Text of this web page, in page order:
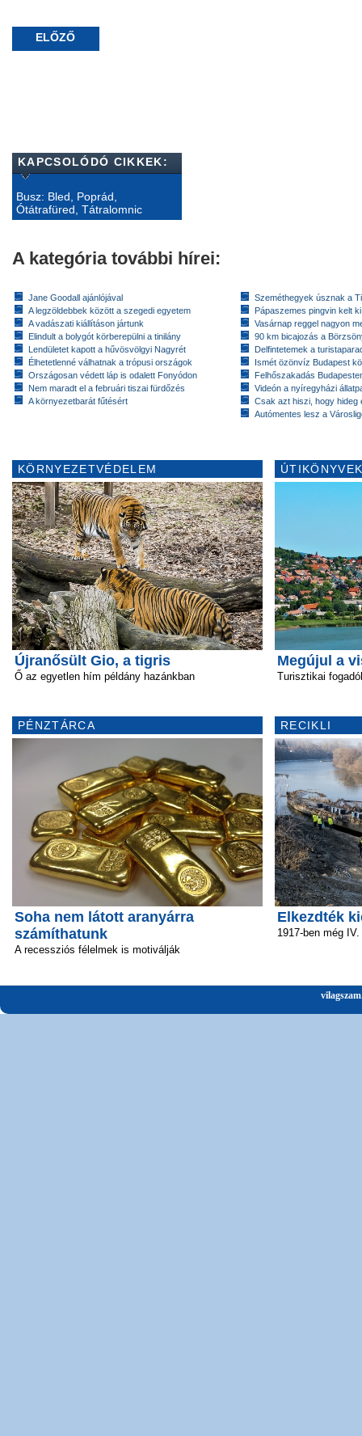
ELŐZŐ
KAPCSOLÓDÓ CIKKEK:
Busz: Bled, Poprád,
Ótátrafüred, Tátralomnic
A kategória további hírei:
Jane Goodall ajánlójával
A legzöldebbek között a szegedi egyetem
A vadászati kiállításon jártunk
Elindult a bolygót körberepülni a tinilány
Lendületet kapott a hűvösvölgyi Nagyrét
Élhetetlenné válhatnak a trópusi országok
Országosan védett láp is odalett Fonyódon
Nem maradt el a februári tiszai fürdőzés
A környezetbarát fűtésért
Szeméthegyek úsznak a
Pápaszemes pingvin kelt
Vasárnap reggel nagyon
90 km bicajozás a
Delfintetemek a
Ismét özönvíz Budapest
Felhőszakadás
Videón a nyíregyházi
Csak azt hiszi, hogy hideg
Autómentes lesz a
KÖRNYEZETVÉDELEM
Újranősült Gio, a tigris
Ő az egyetlen hím példány hazánkban
PÉNZTÁRCA
Soha nem látott aranyárra
számíthatunk
A recessziós félelmek is motiválják
Megújul a
Turisztikai
RECIKLI
Elkezdték
1917-ben még